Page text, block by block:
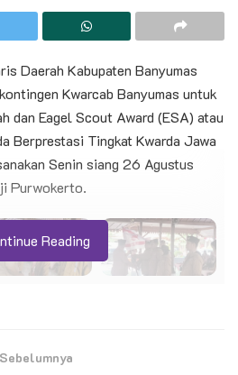
Daerah Kabupaten Banyumas
Kwarcab Banyumas untuk
dan Eagel Scout Award (ESA) atau
Berprestasi Tingkat Kwarda Jawa
Senin siang 26 Agustus
Purwokerto.
Banyumas mengucapkan selamat
Reading
Sebelumnya